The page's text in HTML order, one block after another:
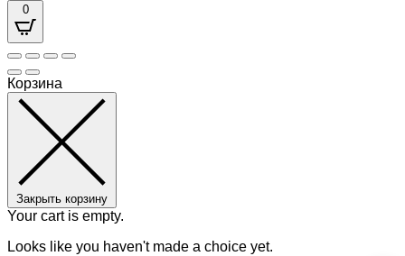
0
Корзина
Закрыть корзину
Your cart is empty.
Looks like you haven't made a choice yet.